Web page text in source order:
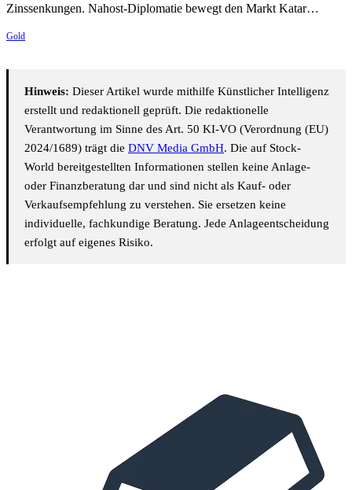
Zinssenkungen. Nahost-Diplomatie bewegt den Markt Katar…
Gold
Hinweis: Dieser Artikel wurde mithilfe Künstlicher Intelligenz
erstellt und redaktionell geprüft. Die redaktionelle
Verantwortung im Sinne des Art. 50 KI-VO (Verordnung (EU)
2024/1689) trägt die DNV Media GmbH. Die auf Stock-
World bereitgestellten Informationen stellen keine Anlage-
oder Finanzberatung dar und sind nicht als Kauf- oder
Verkaufsempfehlung zu verstehen. Sie ersetzen keine
individuelle, fachkundige Beratung. Jede Anlageentscheidung
erfolgt auf eigenes Risiko.